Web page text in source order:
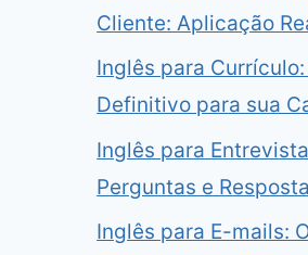
Cliente: Aplicação
Inglês para Currículo:
Definitivo para sua
Inglês para
Perguntas e
Inglês para E-mails: